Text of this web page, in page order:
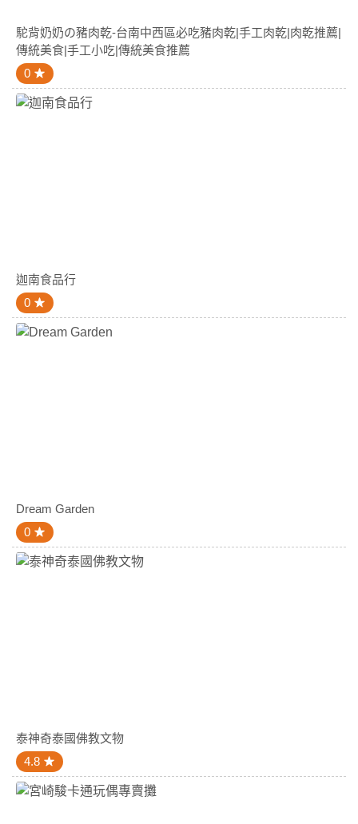
駝背奶奶の豬肉乾-台南中西區必吃豬肉乾|手工肉乾|肉乾推薦|
傳統美食|手工小吃|傳統美食推薦
0
迦南食品行
0
Dream Garden
0
泰神奇泰國佛教文物
4.8